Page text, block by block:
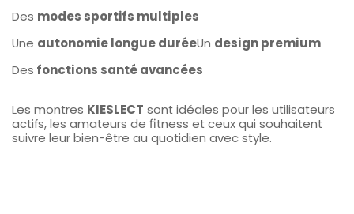
Des modes sportifs multiples
Une autonomie longue duréeUn design premium
Des fonctions santé avancées
Les montres KIESLECT sont idéales pour les utilisateurs
actifs, les amateurs de fitness et ceux qui souhaitent
suivre leur bien-être au quotidien avec style.